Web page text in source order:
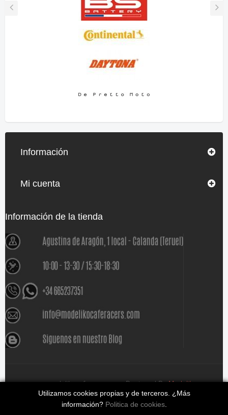
Información
Mi cuenta
Información de la tienda
Utilizamos cookies propias y de terceros. ¿Más
información? Politica de cookies.
www.modelikocaferacers.com Designed By Modeliko